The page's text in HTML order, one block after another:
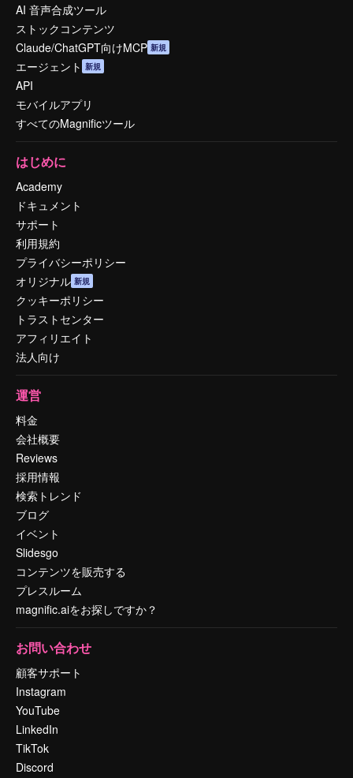
AI 音声合成ツール
ストックコンテンツ
Claude/ChatGPT向けMCP 新規
エージェント 新規
API
モバイルアプリ
すべてのMagnificツール
はじめに
Academy
ドキュメント
サポート
利用規約
プライバシーポリシー
オリジナル 新規
クッキーポリシー
トラストセンター
アフィリエイト
法人向け
運営
料金
会社概要
Reviews
採用情報
検索トレンド
ブログ
イベント
Slidesgo
コンテンツを販売する
プレスルーム
magnific.aiをお探しですか？
お問い合わせ
顧客サポート
Instagram
YouTube
LinkedIn
TikTok
Discord